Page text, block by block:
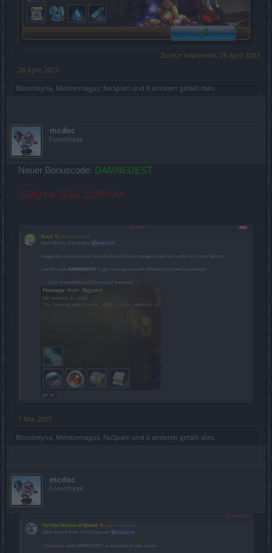
Zuletzt bearbeitet: 28 April 2023
28 April 2023
Bloodreyna, Meistermagus, NoSpam und 6 anderen gefällt dies.
mcdoc
Forenfreak
Neuer Bonuscode: DAMNEDEST
Gültig bis 31.05. 23:59 Uhr
1 Mai 2023
Bloodreyna, Meistermagus, NoSpam und 6 anderen gefällt dies.
mcdoc
Forenfreak